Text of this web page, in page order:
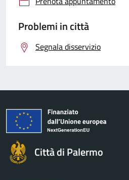
Problemi in città
Segnala disservizio
Città di Palermo